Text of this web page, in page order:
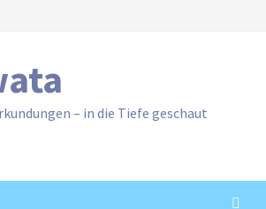
– in die Tiefe geschaut